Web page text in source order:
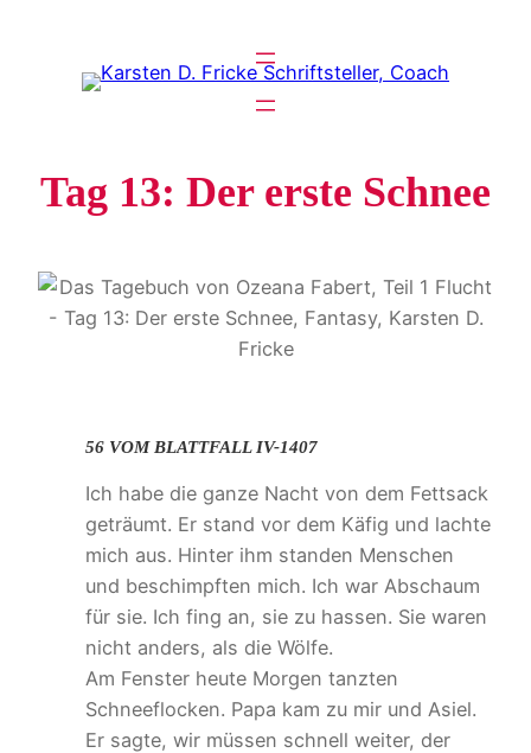
springen
Tag 13: Der erste Schnee
56 VOM BLATTFALL IV-1407
Ich habe die ganze Nacht von dem Fettsack
geträumt. Er stand vor dem Käfig und lachte
mich aus. Hinter ihm standen Menschen
und beschimpften mich. Ich war Abschaum
für sie. Ich fing an, sie zu hassen. Sie waren
nicht anders, als die Wölfe.
Am Fenster heute Morgen tanzten
Schneeflocken. Papa kam zu mir und Asiel.
Er sagte, wir müssen schnell weiter, der